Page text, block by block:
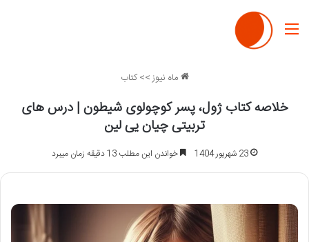
منو
ماه نیوز>> کتاب
خلاصه کتاب ژول، پسر کوچولوی شیطون | درس های
تربیتی چیان یی لین
23 شهریور 1404 خواندن این مطلب 13 دقیقه زمان میبرد